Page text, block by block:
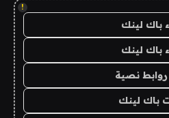
!
باك لينك
باك لينك
نصية
باك لينك